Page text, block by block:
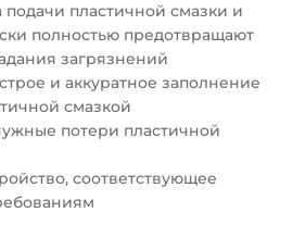
подачи пластичной смазки и
полностью предотвращают
загрязнений
и аккуратное заполнение
смазкой
потери пластичной
соответствующее